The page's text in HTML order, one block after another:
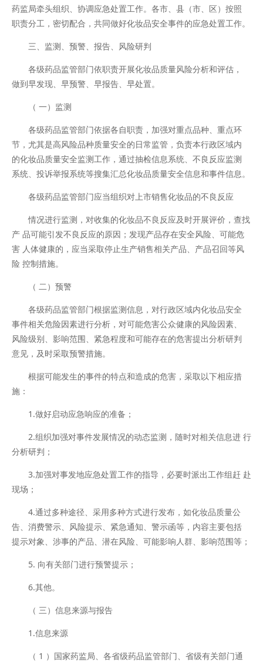
药监局牵头组织、协调应急处置工作。各市、县（市、区）按照
职责分工，密切配合，共同做好化妆品安全事件的应急处置工作。
三、监测、预警、报告、风险研判
各级药品监管部门依职责开展化妆品质量风险分析和评估，
做到早发现、早预警、早报告、早处置。
（ 一）监测
各级药品监管部门依据各自职责，加强对重点品种、重点环
节，尤其是高风险品种质量安全的日常监管，负责本行政区域内
的化妆品质量安全监测工作，通过抽检信息系统、不良反应监测
系统、投诉举报系统等搜集汇总化妆品质量安全信息和事件信息。
各级药品监管部门应当组织对上市销售化妆品的不良反应
情况进行监测，对收集的化妆品不良反应及时开展评价，查找
产 品可能引发不良反应的原因；发现产品存在安全风险、可能危
害 人体健康的，应当采取停止生产销售相关产品、产品召回等风
险 控制措施。
（ 二）预警
各级药品监管部门根据监测信息，对行政区域内化妆品安全
事件相关危险因素进行分析，对可能危害公众健康的风险因素、
风险级别、影响范围、紧急程度和可能存在的危害提出分析研判
意见，及时采取预警措施。
根据可能发生的事件的特点和造成的危害，采取以下相应措
施：
1.做好启动应急响应的准备；
2.组织加强对事件发展情况的动态监测，随时对相关信息进 行
分析研判；
3.加强对事发地应急处置工作的指导，必要时派出工作组赶 赴
现场；
4.通过多种途径、采用多种方式进行发布，如化妆品质量公
告、消费警示、风险提示、紧急通知、警示函等，内容主要包括
提示对象、涉事的产品、潜在风险、可能影响人群、影响范围等；
5. 向有关部门进行预警提示；
6.其他。
（ 三）信息来源与报告
1.信息来源
（ 1 ）国家药监局、各省级药品监管部门、省级有关部门通